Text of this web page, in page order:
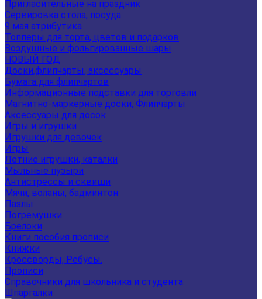
Пригласительные на праздник
Сервировка стола, посуда
9 мая атрибутика
Топперы для торта, цветов и подарков
Воздушные и фольгированные шары
НОВЫЙ ГОД
Доски,флипчарты, аксессуары
Бумага для флипчартов
Информационные подставки для торговли
Магнитно-маркерные доски, Флипчарты
Аксессуары для досок
Игры и игрушки
Игрушки для девочек
Игры
Летние игрушки, каталки
Мыльные пузыри
Антистрессы и сквиши
Мячи, воланы, бадминтон
Пазлы
Погремушки
Брелоки
Книги пособия прописи
Книжки
Кроссворды, Ребусы.
Прописи
Справочники для школьника и студента
Шпаргалки